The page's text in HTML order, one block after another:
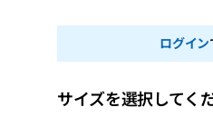
ログイン
サイズを選択してく